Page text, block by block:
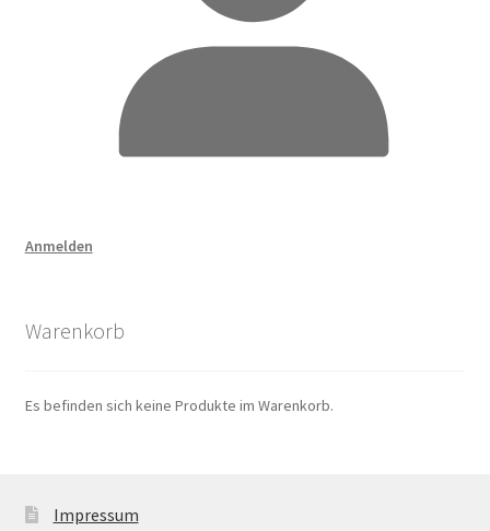
Anmelden
Warenkorb
Es befinden sich keine Produkte im Warenkorb.
Impressum